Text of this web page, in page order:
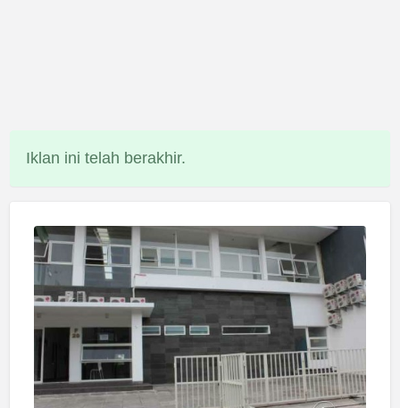
Iklan ini telah berakhir.